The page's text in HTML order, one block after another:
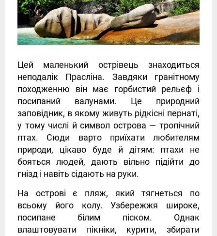
Цей маленький острівець знаходиться
неподалік Прасліна. Завдяки гранітному
походженню він має горбистий рельєф і
посипаний валунами. Це природний
заповідник, в якому живуть рідкісні пернаті,
у тому числі й символ острова — тропічний
птах. Сюди варто приїхати любителям
природи, цікаво буде й дітям: птахи не
бояться людей, дають вільно підійти до
гнізд і навіть сідають на руки.
На острові є пляж, який тягнеться по
всьому його колу. Узбережжя широке,
посипане білим піском. Однак
влаштовувати пікніки, курити, збирати